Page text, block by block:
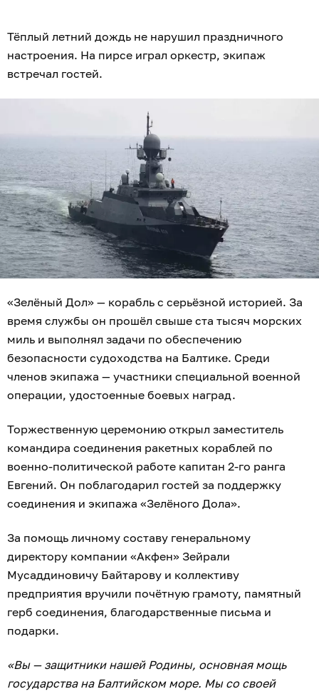
Тёплый летний дождь не нарушил праздничного
настроения. На пирсе играл оркестр, экипаж
встречал гостей.
«Зелёный Дол» — корабль с серьёзной историей. За
время службы он прошёл свыше ста тысяч морских
миль и выполнял задачи по обеспечению
безопасности судоходства на Балтике. Среди
членов экипажа — участники специальной военной
операции, удостоенные боевых наград.
Торжественную церемонию открыл заместитель
командира соединения ракетных кораблей по
военно-политической работе капитан 2-го ранга
Евгений. Он поблагодарил гостей за поддержку
соединения и экипажа «Зелёного Дола».
За помощь личному составу генеральному
директору компании «Акфен» Зейрали
Мусаддиновичу Байтарову и коллективу
предприятия вручили почётную грамоту, памятный
герб соединения, благодарственные письма и
подарки.
«Вы — защитники нашей Родины, основная мощь
государства на Балтийском море. Мы со своей